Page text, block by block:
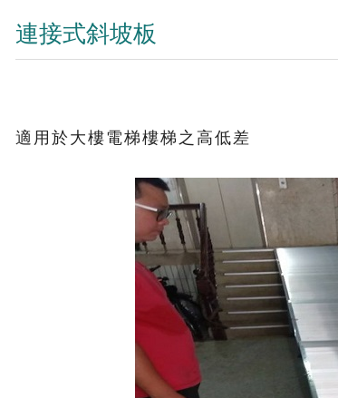
連接式斜坡板
適用於大樓電梯樓梯之高低差